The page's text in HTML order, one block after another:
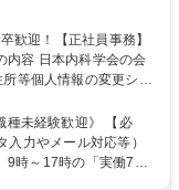
等個人情報の変更シス
には、各種委員会の運
データ
システム登録・更新
合わせ対応】 ・会員
種未経験歓迎》 【必
力やメール対応等）